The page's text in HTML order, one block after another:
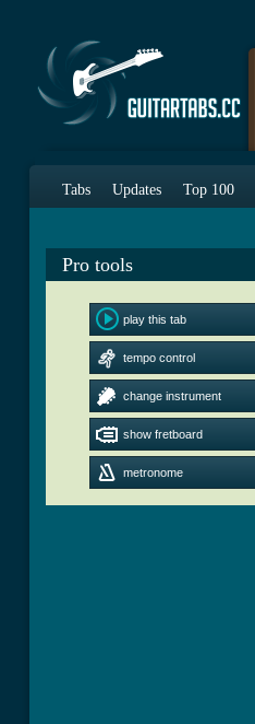
Tabs Updates Top 100
Pro tools
play this tab
tempo control
change instrument
show fretboard
metronome